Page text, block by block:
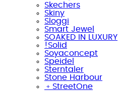
Skechers
Skiny
Sloggi
Smart Jewel
SOAKED IN LUXURY
!Solid
Soyaconcept
Speidel
Sterntaler
Stone Harbour
﹢ StreetOne